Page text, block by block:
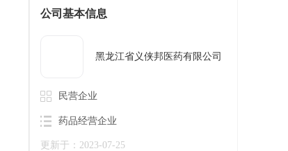
公司基本信息
黑龙江省义侠邦医药有限公司
民营企业
药品经营企业
更新于：2023-07-25